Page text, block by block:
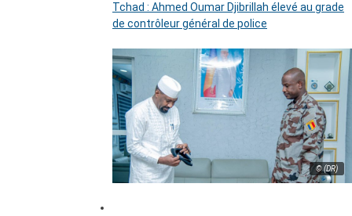
Tchad : Ahmed Oumar Djibrillah élevé au grade
de contrôleur général de police
© (DR)